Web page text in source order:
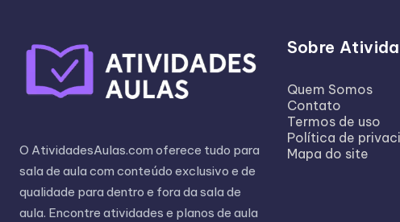
O AtividadesAulas.com oferece tudo para
sala de aula com conteúdo exclusivo e de
qualidade para dentro e fora da sala de
aula. Encontre atividades e planos de aula
Sobre
Quem Somos
Contato
Termos de uso
Política de
Mapa do site